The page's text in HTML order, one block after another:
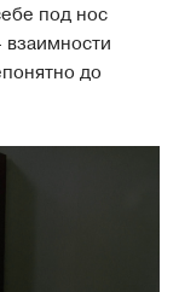
под нос
до